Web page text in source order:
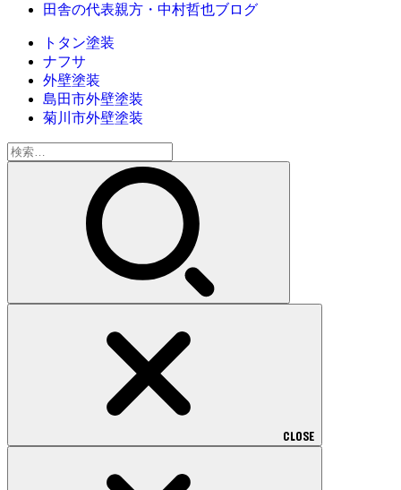
田舎の代表親方・中村哲也ブログ
トタン塗装
ナフサ
外壁塗装
島田市外壁塗装
菊川市外壁塗装
検
索:
CLOSE